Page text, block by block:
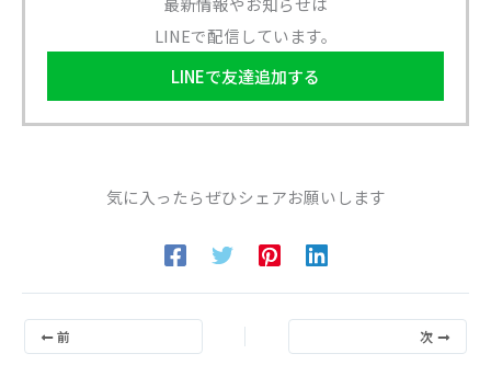
LINEで配信しています。
LINEで友達追加する
気に入ったらぜひシェアお願いします
前 次